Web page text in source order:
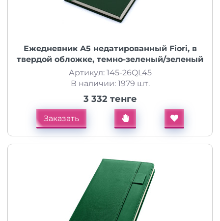
Ежедневник A5 недатированный Fiori, в
твердой обложке, темно-зеленый/зеленый
Артикул: 145-26QL45
В наличии: 1979 шт.
3 332 тенге
Заказать